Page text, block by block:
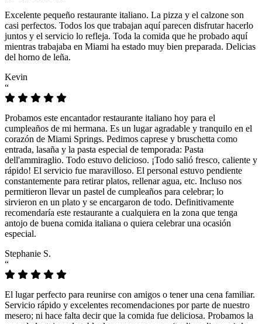
Excelente pequeño restaurante italiano. La pizza y el calzone son
casi perfectos. Todos los que trabajan aquí parecen disfrutar hacerlo
juntos y el servicio lo refleja. Toda la comida que he probado aquí
mientras trabajaba en Miami ha estado muy bien preparada. Delicias
del horno de leña.
Kevin
“
Probamos este encantador restaurante italiano hoy para el
cumpleaños de mi hermana. Es un lugar agradable y tranquilo en el
corazón de Miami Springs. Pedimos caprese y bruschetta como
entrada, lasaña y la pasta especial de temporada: Pasta
dell'ammiraglio. Todo estuvo delicioso. ¡Todo salió fresco, caliente y
rápido! El servicio fue maravilloso. El personal estuvo pendiente
constantemente para retirar platos, rellenar agua, etc. Incluso nos
permitieron llevar un pastel de cumpleaños para celebrar; lo
sirvieron en un plato y se encargaron de todo. Definitivamente
recomendaría este restaurante a cualquiera en la zona que tenga
antojo de buena comida italiana o quiera celebrar una ocasión
especial.
Stephanie S.
“
El lugar perfecto para reunirse con amigos o tener una cena familiar.
Servicio rápido y excelentes recomendaciones por parte de nuestro
mesero; ni hace falta decir que la comida fue deliciosa. Probamos la